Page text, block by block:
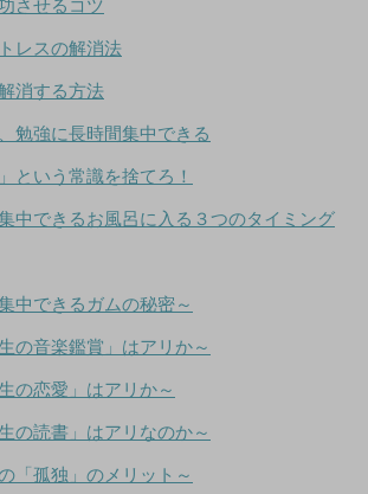
させるコツ
レスの解消法
消する方法
勉強に長時間集中できる
という常識を捨てろ！
中できるお風呂に入る３つのタイミング
中できるガムの秘密～
の音楽鑑賞」はアリか～
の恋愛」はアリか～
の読書」はアリなのか～
「孤独」のメリット～